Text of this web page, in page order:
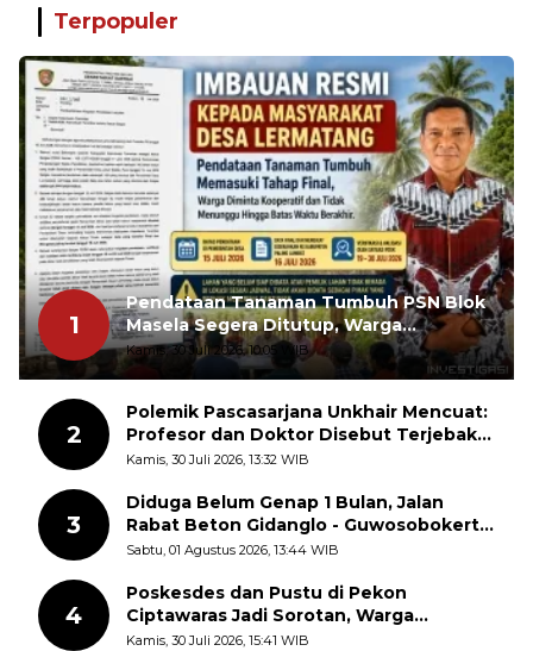
Terpopuler
1
Pendataan Tanaman Tumbuh PSN Blok
Masela Segera Ditutup, Warga
Lermatang Diminta Tidak Menunda
Kamis, 30 Juli 2026, 10:05 WIB
2
Polemik Pascasarjana Unkhair Mencuat:
Profesor dan Doktor Disebut Terjebak
dalam Rutinitas Akademik Akhir Pekan
Kamis, 30 Juli 2026, 13:32 WIB
3
Diduga Belum Genap 1 Bulan, Jalan
Rabat Beton Gidanglo - Guwosobokerto
Sudah Pecah
Sabtu, 01 Agustus 2026, 13:44 WIB
4
Poskesdes dan Pustu di Pekon
Ciptawaras Jadi Sorotan, Warga
Keluhkan Fasilitas Terbengkalai dan
Kamis, 30 Juli 2026, 15:41 WIB